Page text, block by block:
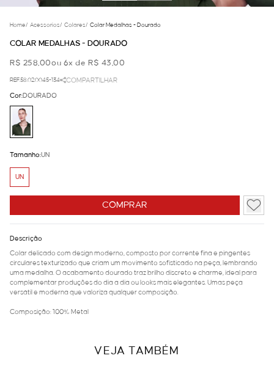
Home/ Acessorios/ Colares/ Colar Medalhas - Dourado
COLAR MEDALHAS - DOURADO
R$ 258,00ou 6x de R$ 43,00
REF.58.02.0045-134 COMPARTILHAR
COMPRAR
Cor:DOURADO
Tamanho:UN
UN
Descrição
Colar delicado com design moderno, composto por corrente fina e pingentes
circulares texturizado que criam um movimento sofisticado na peça, lembrando
uma medalha. O acabamento dourado traz brilho discreto e charme, ideal para
complementar produções do dia a dia ou looks mais elegantes. Umas peça
versátil e moderna que valoriza qualquer composição.
Composição: 100% Metal
VEJA TAMBÉM